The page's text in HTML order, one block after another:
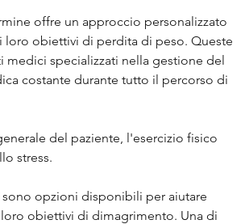
offre un approccio personalizzato
loro obiettivi di perdita di peso. Queste
specializzati nella gestione del
costante durante tutto il percorso di
del paziente, l'esercizio fisico
stress.
opzioni disponibili per aiutare
obiettivi di dimagrimento. Una di